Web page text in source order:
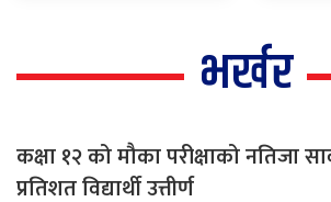
भर्खर
कक्षा १२ को मौका परीक्षाको नतिजा
प्रतिशत विद्यार्थी उत्तीर्ण